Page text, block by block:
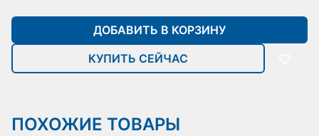
ДОБАВИТЬ В КОРЗИНУ
КУПИТЬ СЕЙЧАС
ПОХОЖИЕ ТОВАРЫ